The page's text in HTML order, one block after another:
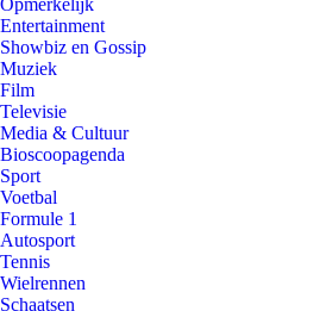
Opmerkelijk
Entertainment
Showbiz en Gossip
Muziek
Film
Televisie
Media & Cultuur
Bioscoopagenda
Sport
Voetbal
Formule 1
Autosport
Tennis
Wielrennen
Schaatsen